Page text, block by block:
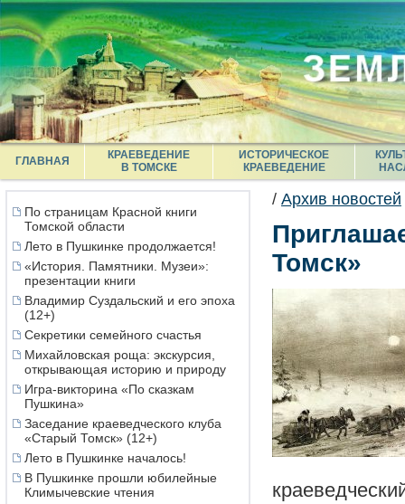
ГЛАВНАЯ
КРАЕВЕДЕНИЕ
В ТОМСКЕ
ИСТОРИЧЕСКОЕ
КРАЕВЕДЕНИЕ
По страницам Красной книги
Томской области
Лето в Пушкинке продолжается!
«История. Памятники. Музеи»:
презентации книги
Владимир Суздальский и его эпоха
(12+)
Секретики семейного счастья
Михайловская роща: экскурсия,
открывающая историю и природу
Игра-викторина «По сказкам
Пушкина»
Заседание краеведческого клуба
«Старый Томск» (12+)
Лето в Пушкинке началось!
В Пушкинке прошли юбилейные
Климычевские чтения
/ Архив новостей
Томск»